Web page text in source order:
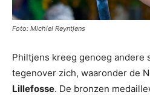
Foto: Michiel Reyntjens
Philtjens kreeg genoeg andere
tegenover zich, waaronder de
Lillefosse. De bronzen